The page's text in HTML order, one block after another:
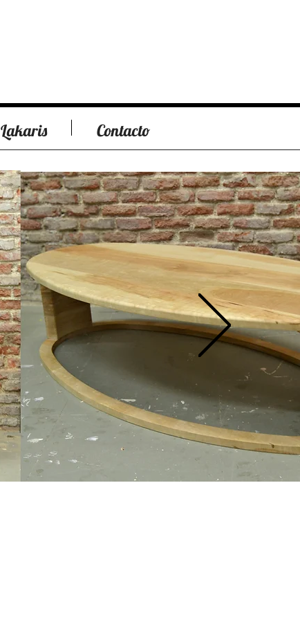
Lakaris Contacto